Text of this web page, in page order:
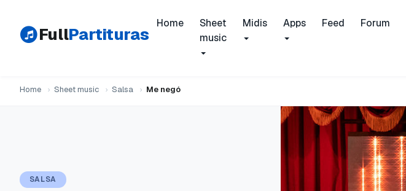
FullPartituras
Home
Sheet
music
Midis Apps Feed Forum
Home › Sheet music › Salsa › Me negó
SALSA